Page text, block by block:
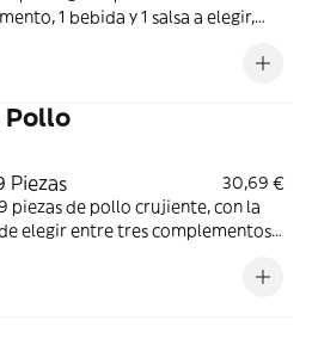
1 bebida y 1 salsa a elegir,
Pollo
Piezas
30,69 €
piezas de pollo crujiente, con la
elegir entre tres complementos